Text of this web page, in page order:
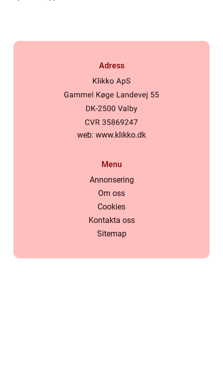
Adress
web: www.klikko.dk
Menu
Annonsering
Om oss
Cookies
Kontakta oss
Sitemap